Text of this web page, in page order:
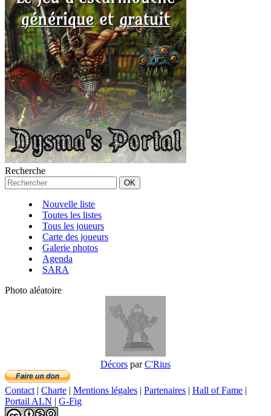
Recherche
Nouvelle liste
Toutes les listes
Tous les joueurs
Carte des joueurs
Galerie photos
Agenda
SARA
Photo aléatoire
Décors parC'Rius
Contact| Charte | Mentions légales | Partenaires | Hall of Fame |
Portail ALN | G-Fig